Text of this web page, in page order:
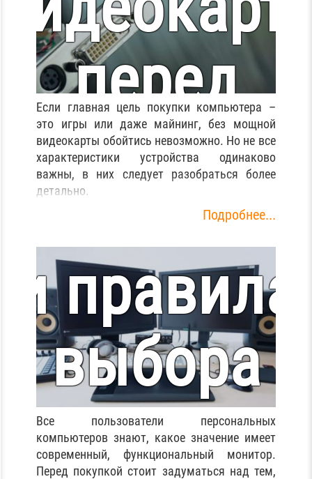
перед
покупкой
Если главная цель покупки компьютера –
это игры или даже майнинг, без мощной
видеокарты обойтись невозможно. Но не все
характеристики устройства одинаково
важны, в них следует разобраться более
детально.
Подробнее...
и правила
выбора
монитора
Все пользователи персональных
компьютеров знают, какое значение имеет
современный, функциональный монитор.
Перед покупкой стоит задуматься над тем,